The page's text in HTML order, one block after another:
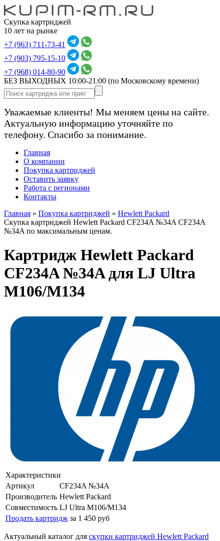
Скупка картриджей
10 лет на рынке
+7 (963) 711-73-41
+7 (903) 795-15-10
+7 (968) 014-80-90
БЕЗ ВЫХОДНЫХ 10:00-21:00 (по Московскому времени)
Уважаемые клиенты! Мы меняем цены на сайте.
Актуальную информацию уточняйте по
телефону. Спасибо за понимание.
Главная
О компании
Покупка картриджей
Оставить заявку
Работа с регионами
Контакты
Главная » Покупка картриджей » Hewlett Packard
Скупка картриджей Hewlett Packard CF234A №34A CF234A
№34A по максимальным ценам.
Картридж Hewlett Packard
CF234A №34A для LJ Ultra
M106/M134
Характеристики
Артикул
CF234A №34A
Производитель Hewlett Packard
Совместимость LJ Ultra M106/M134
Продать картридж за 1 450 руб
Актуальный каталог для скупки картриджей Hewlett Packard